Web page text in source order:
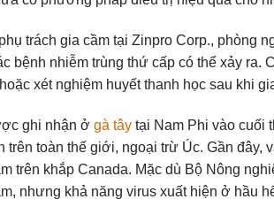
trách gia cầm tại Zinpro Corp., phòng
bệnh nhiễm trùng thứ cấp có thể xảy
xét nghiệm huyết thanh học sau khi
ghi nhận ở gà tây tại Nam Phi vào cuối
toàn thế giới, ngoại trừ Úc. Gần đây,
trên khắp Canada. Mặc dù Bộ Nông
nhưng khả năng virus xuất hiện ở hầu